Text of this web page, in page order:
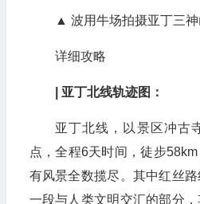
▲ 波用牛场拍摄亚丁三神
详细攻略
| 亚丁北线轨迹图：
亚丁北线，以景区冲古
点，全程6天时间，徒步
有风景全数揽尽。其中红丝
一段与人类文明交汇的部分